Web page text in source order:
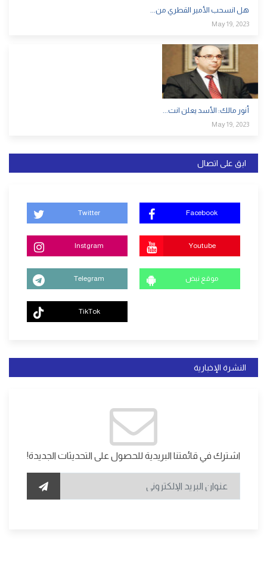
هل انسحب الأمير القطري من...
May 19, 2023
أنور مالك: الأسد يعلن انت...
May 19, 2023
ابق على اتصال
Twitter Facebook
Instgram Youtube
Telegram موقع نبض
TikTok
النشرة الإخبارية
اشترك في قائمتنا البريدية للحصول على التحديثات الجديدة!